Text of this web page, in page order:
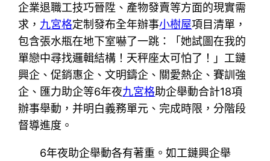
企業退職工技巧晉陞、產物發賣等方面的現實需
求， 九宮格定制發布全年辦事小樹屋項目清單，
包含張水瓶在地下室嚇了一跳：「她試圖在我的
單戀中尋找邏輯結構！天秤座太可怕了！」工鏈
興企、促銷惠企、文明鑄企、關愛熱企、賽訓強
企、匯力助企等6年夜九宮格助企舉動合計18項
辦事舉動，并明白義務單元、完成時限，分階段
督導進度。
6年夜助企舉動各有著重。如工鏈興企舉